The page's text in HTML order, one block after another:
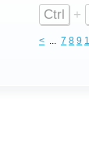
Ctrl +
< ... 7 8 9